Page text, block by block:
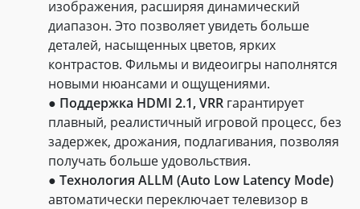
изображения, расширяя динамический
диапазон. Это позволяет увидеть больше
деталей, насыщенных цветов, ярких
контрастов. Фильмы и видеоигры наполнятся
новыми нюансами и ощущениями.
● Поддержка HDMI 2.1, VRR гарантирует
плавный, реалистичный игровой процесс, без
задержек, дрожания, подлагивания, позволяя
получать больше удовольствия.
● Технология ALLM (Auto Low Latency Mode)
автоматически переключает телевизор в